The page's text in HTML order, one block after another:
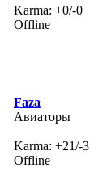
Karma: +0/-0
Offline
Faza
Авиаторы
Karma: +21/-3
Offline